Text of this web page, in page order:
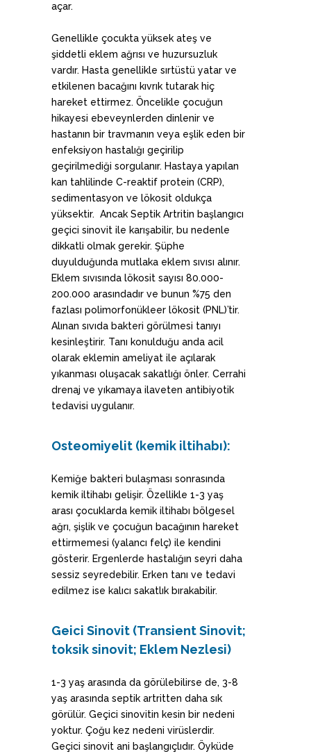
açar.
Genellikle çocukta yüksek ateş ve
şiddetli eklem ağrısı ve huzursuzluk
vardır. Hasta genellikle sırtüstü yatar ve
etkilenen bacağını kıvrık tutarak hiç
hareket ettirmez. Öncelikle çocuğun
hikayesi ebeveynlerden dinlenir ve
hastanın bir travmanın veya eşlik eden bir
enfeksiyon hastalığı geçirilip
geçirilmediği sorgulanır. Hastaya yapılan
kan tahlilinde C-reaktif protein (CRP),
sedimentasyon ve lökosit oldukça
yüksektir. Ancak Septik Artritin başlangıcı
geçici sinovit ile karışabilir, bu nedenle
dikkatli olmak gerekir. Şüphe
duyulduğunda mutlaka eklem sıvısı alınır.
Eklem sıvısında lökosit sayısı 80.000-
200.000 arasındadır ve bunun %75 den
fazlası polimorfonükleer lökosit (PNL)’tir.
Alınan sıvıda bakteri görülmesi tanıyı
kesinleştirir. Tanı konulduğu anda acil
olarak eklemin ameliyat ile açılarak
yıkanması oluşacak sakatlığı önler. Cerrahi
drenaj ve yıkamaya ilaveten antibiyotik
tedavisi uygulanır.
Osteomiyelit (kemik iltihabı):
Kemiğe bakteri bulaşması sonrasında
kemik iltihabı gelişir. Özellikle 1-3 yaş
arası çocuklarda kemik iltihabı bölgesel
ağrı, şişlik ve çocuğun bacağının hareket
ettirmemesi (yalancı felç) ile kendini
gösterir. Ergenlerde hastalığın seyri daha
sessiz seyredebilir. Erken tanı ve tedavi
edilmez ise kalıcı sakatlık bırakabilir.
Geici Sinovit (Transient Sinovit;
toksik sinovit; Eklem Nezlesi)
1-3 yaş arasında da görülebilirse de, 3-8
yaş arasında septik artritten daha sık
görülür. Geçici sinovitin kesin bir nedeni
yoktur. Çoğu kez nedeni virüslerdir.
Geçici sinovit ani başlangıçlıdır. Öyküde